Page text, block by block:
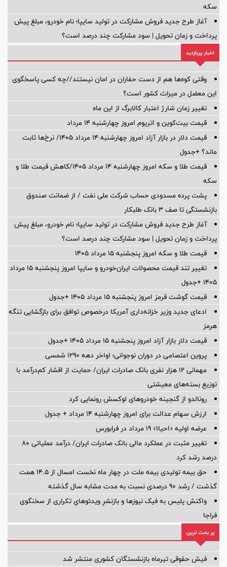
سکه
آغاز طرح جدید فروش مشارکت در تولید سایپا؛ نام خودرو، مبلغ پیش
پرداخت و زمان تحویل | سود مشارکت چند درصد است؟
اخبار پربازدید
وقتی کوه‌ها هم از دست حفاران در امان نیستند//چه کسی پاسخگوی
این معضل در میراث کشور است؟
تغییر زمان شارژ اعتبار کالابرگ از این ماه
قیمت بیت‌کوین و اتریوم امروز چهارشنبه ۱۴ مرداد
قیمت دلار در بازار آزاد امروز چهارشنبه ۱۴ مرداد ۱۴۰۵/ نرخ‌ها ثابت
ماند؟ +جدول
قیمت طلا و سکه امروز چهارشنبه ۱۴ مرداد ۱۴۰۵/کاهش قیمت طلا و
سکه
پشت پرده‌ مسدودی حساب شرکت ملی نفت / از ضمانت صندوق
بازنشستگی تا صف ۳ بانک طلبکار
آغاز طرح جدید فروش مشارکت در تولید سایپا؛ نام خودرو، مبلغ پیش
پرداخت و زمان تحویل | سود مشارکت چند درصد است؟
قیمت طلا و سکه امروز پنجشنبه ۱۵ مرداد ۱۴۰۵
تغییر تند قیمت محصولات ایران‌خودرو و سایپا امروز پنجشنبه ۱۵ مرداد
۱۴۰۵ +جدول
قیمت گوشت قرمز امروز پنجشنبه ۱۵ مرداد ۱۴۰۵ +جدول
ادعای جدید وزیر خزانه‌داری آمریکا درخصوص توافق برای بازگشایی تنگه
هرمز
قیمت دلار بازار آزاد امروز پنجشنبه ۱۵ مرداد ۱۴۰۵ +جدول
پروین اعتصامی در دوران نوجوانی؛ اواخر دهه ۱۲۹۰ شمسی
مهمانی ۱۲ هزار نفری بانک صادرات ایران/ حمایت از اقشار کم‌درآمد با
توزیع بسته‌های معیشتی
رونالدو از گنجینه خودروهای لوکسش رونمایی کرد
ارزش سهام عدالت برای امروز چهارشنبه ۱۴ مرداد + جدول
عرضه اولیه «احیا۱» ۱۹ مرداد در فرابورس
تغییر مثبت در عملکرد مالی بانک صادرات ایران/ درآمد عملیاتی 80
درصد رشد کرد
حق بیمه تولیدی بیمه ملت در چهار ماه نخست امسال از 14.5 همت
گذشت / رشد 90 درصدی نسبت به مدت مشابه سال گذشته
واکنش پلیس به فیک نیوزها و بازنشرِ ویدئوهایِ تکراری از سخنگوی
فراجا
پر بحث ترین
فیش حقوقی تیرماه بازنشستگان کشوری منتشر شد